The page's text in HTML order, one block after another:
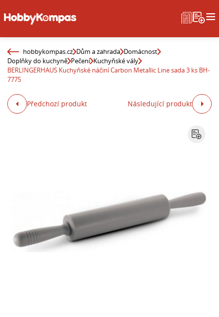
hobbykompas.cz Dům a zahrada Domácnost
Doplňky do kuchyně Pečení Kuchyňské vály
BERLINGERHAUS Kuchyňské náčiní Carbon Metallic Line sada 3 ks BH-
7775
Předchozí produkt Následující produkt